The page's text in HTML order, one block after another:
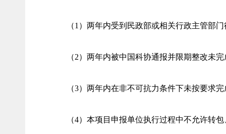
（1）两年内受到民政部或相关行政主管部
（2）两年内被中国科协通报并限期整改未
（3）两年内在非不可抗力条件下未按要求
（4）本项目申报单位执行过程中不允许转